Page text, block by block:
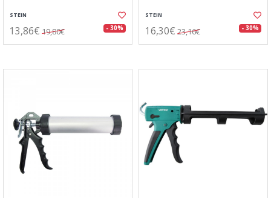
STEIN
13,86€ 19,80€ - 30%
STEIN
16,30€ 23,16€ - 30%